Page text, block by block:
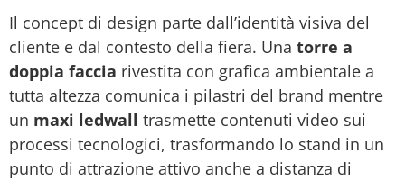
Il concept di design parte dall’identità visiva del
cliente e dal contesto della fiera. Una torre a
doppia faccia rivestita con grafica ambientale a
tutta altezza comunica i pilastri del brand mentre
un maxi ledwall trasmette contenuti video sui
processi tecnologici, trasformando lo stand in un
punto di attrazione attivo anche a distanza di